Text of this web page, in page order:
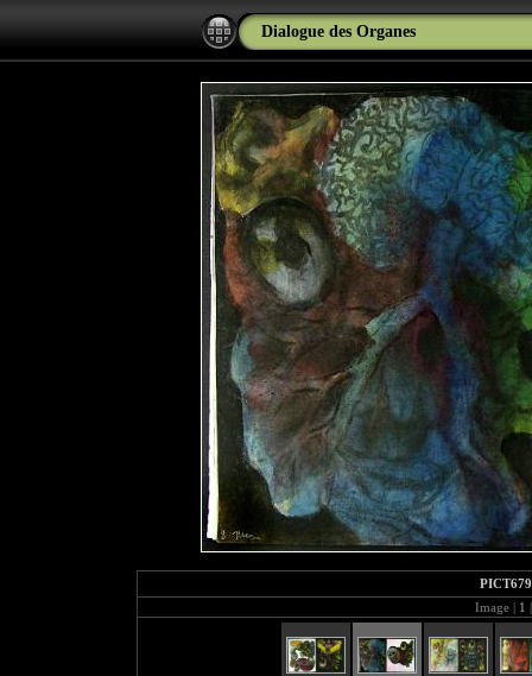
Dialogue des Organes
Image | 1 |